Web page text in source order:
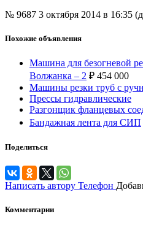
№ 9687 3 октября 2014 в 16:35
Похожие объявления
Машина для безогневой
Волжанка – 2 ₽ 454 000
Машины резки труб с
Прессы гидравлические
Разгонщик фланцевых
Бандажная лента для СИП
Поделиться
Написать автору Телефон
Комментарии